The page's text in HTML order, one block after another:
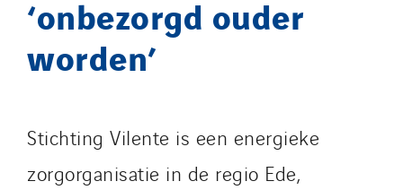
‘onbezorgd ouder
worden’
Stichting Vilente is een energieke
zorgorganisatie in de regio Ede,
Strasser
Stroomverdeler
Sylvestre Energies
TG Concept
Thermo Réfrigération